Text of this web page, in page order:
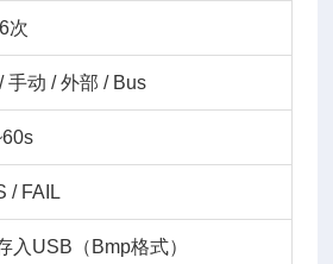
次
手动 / 外部 / Bus
/ FAIL
入USB（Bmp格式）